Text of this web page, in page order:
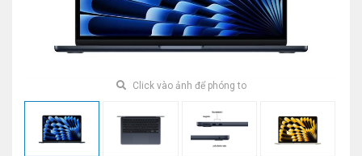
Click vào ảnh để phóng to